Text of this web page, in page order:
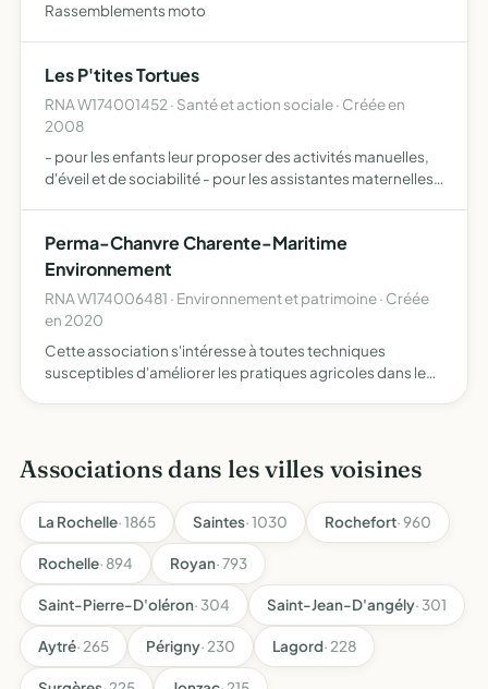
Rassemblements moto
Les P'tites Tortues
RNA W174001452 · Santé et action sociale · Créée en
2008
- pour les enfants leur proposer des activités manuelles,
d'éveil et de sociabilité - pour les assistantes maternelles
Perma-Chanvre Charente-Maritime
Environnement
RNA W174006481 · Environnement et patrimoine · Créée
en 2020
Cette association s'intéresse à toutes techniques
susceptibles d'améliorer les pratiques agricoles dans le
Associations dans les villes voisines
La Rochelle· 1865 Saintes· 1030 Rochefort· 960
Rochelle· 894 Royan· 793
Saint-Pierre-D'oléron· 304 Saint-Jean-D'angély· 301
Aytré· 265 Périgny· 230 Lagord· 228